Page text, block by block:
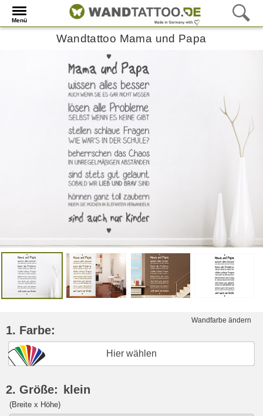
Menü
Wandtattoo Mama und Papa
Wandfarbe ändern
1. Farbe:
Hier wählen
2. Größe: klein
(Breite x Höhe)